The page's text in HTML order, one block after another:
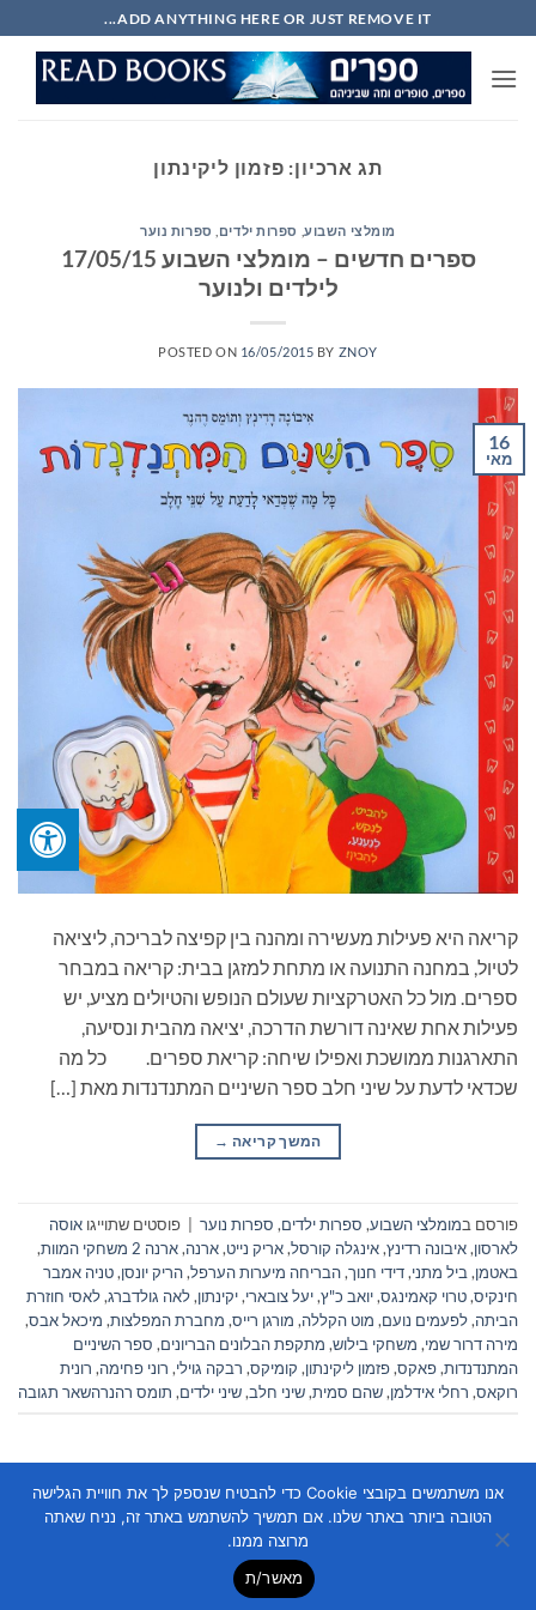
to
content
ADD ANYTHING HERE OR JUST REMOVE IT...
תג ארכיון: פזמון ליקינתון
מומלצי השבוע, ספרות ילדים ספרות נוער
ספרים חדשים – מומלצי השבוע 17/05/15
לילדים ולנוער
POSTED ON 16/05/2015 BY ZNOY
16
מאי
קריאה היא פעילות מעשירה ומהנה בין קפיצה לבריכה, ליציאה
לטיול, במחנה התנועה או מתחת למזגן בבית: קריאה במבחר
ספרים. מול כל האטרקציות שעולם הנופש והטיולים מציע, יש
פעילות אחת שאינה דורשת הדרכה, יציאה מהבית ונסיעה,
התארגנות ממושכת ואפילו שיחה: קריאת ספרים. כל מה
שכדאי לדעת על שיני חלב ספר השיניים המתנדנדות מאת […]
המשך קריאה →
פורסם במומלצי השבוע, ספרות ילדים, ספרות נוער | פוסטים שתוייגו אוסה
לארסון,איבונה רדינץ,אינגלה קורסל,אריק נייט,ארנה,ארנה 2 משחקי המוות
,
באטמן, ביל מתני,דידי חנוך,הבריחה מיערות הערפל,הריק יונסן,טניה אמבר
חינקיס,טרוי קאמינגס,יואב כ"ץ,יעל צובארי,יקינתון,לאה גולדברג,לאסי חוזרת
הביתה,לפעמים נועם, מוט הקללה, מורגן רייס, מחברת המפלצות, מיכאל אבס,
מירה דרור שמי, משחקי בילוש, מתקפת הבלונים הבריונים, ספר השיניים
המתנדנדות,פאקס,פזמון ליקינתון, קומיקס, רבקה גוילי, רוני פחימה, רונית
רוקאס, רחלי אידלמן,שהם סמית,שיני חלב,שיני ילדים, תומס רהנרהשאר תגובה
Copyright 2026 ©Flatsome Theme
אנו משתמשים בקובצי Cookie כדי להבטיח שנספק לך את חוויית הגלישה
הטובה ביותר באתר שלנו. אם תמשיך להשתמש באתר זה, נניח שאתה
מרוצה ממנו.
מאשר/ת